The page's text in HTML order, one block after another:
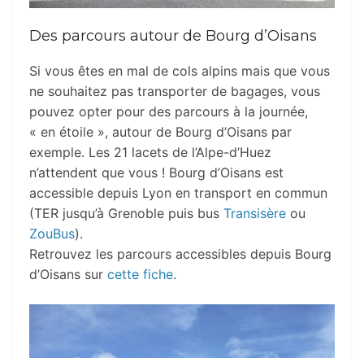
Des parcours autour de Bourg d’Oisans
Si vous êtes en mal de cols alpins mais que vous
ne souhaitez pas transporter de bagages, vous
pouvez opter pour des parcours à la journée,
« en étoile », autour de Bourg d’Oisans par
exemple. Les 21 lacets de l’Alpe-d’Huez
n’attendent que vous ! Bourg d’Oisans est
accessible depuis Lyon en transport en commun
(TER jusqu’à Grenoble puis bus Transisère ou
ZouBus).
Retrouvez les parcours accessibles depuis Bourg
d’Oisans sur cette fiche.